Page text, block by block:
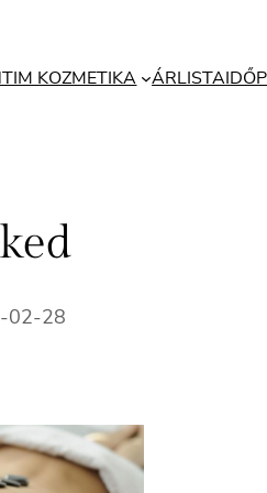
KOZMETIKA ÁRLISTA
02-28